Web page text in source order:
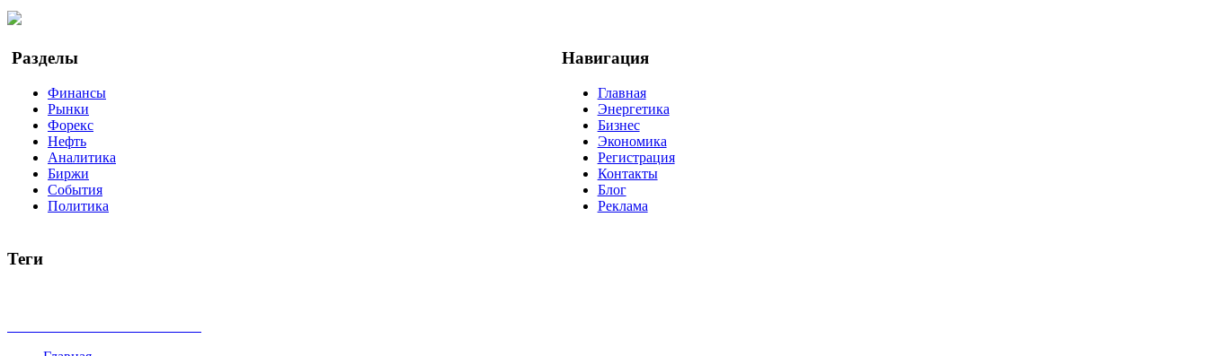
Разделы
Финансы
Рынки
Форекс
Нефть
Аналитика
Биржи
События
Политика
Навигация
Главная
Энергетика
Бизнес
Экономика
Регистрация
Контакты
Блог
Реклама
Теги